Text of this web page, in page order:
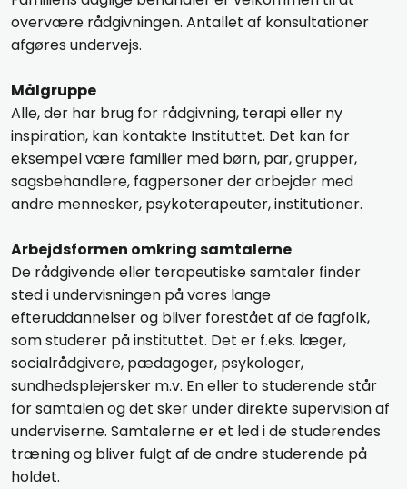
overvære rådgivningen. Antallet af konsultationer
afgøres undervejs.
Målgruppe
Alle, der har brug for rådgivning, terapi eller ny
inspiration, kan kontakte Instituttet. Det kan for
eksempel være familier med børn, par, grupper,
sagsbehandlere, fagpersoner der arbejder med
andre mennesker, psykoterapeuter, institutioner.
Arbejdsformen omkring samtalerne
De rådgivende eller terapeutiske samtaler finder
sted i undervisningen på vores lange
efteruddannelser og bliver forestået af de fagfolk,
som studerer på instituttet. Det er f.eks. læger,
socialrådgivere, pædagoger, psykologer,
sundhedsplejersker m.v. En eller to studerende står
for samtalen og det sker under direkte supervision af
underviserne. Samtalerne er et led i de studerendes
træning og bliver fulgt af de andre studerende på
holdet.